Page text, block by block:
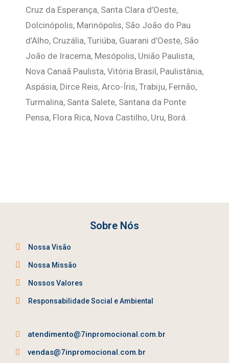
Cruz da Esperança, Santa Clara d’Oeste,
Dolcinópolis, Marinópolis, São João do Pau
d’Alho, Cruzália, Turiúba, Guarani d’Oeste, São
João de Iracema, Mesópolis, União Paulista,
Nova Canaã Paulista, Vitória Brasil, Paulistânia,
Aspásia, Dirce Reis, Arco-Íris, Trabiju, Fernão,
Turmalina, Santa Salete, Santana da Ponte
Pensa, Flora Rica, Nova Castilho, Uru, Borá.
Sobre Nós
Nossa Visão
Nossa Missão
Nossos Valores
Responsabilidade Social e Ambiental
atendimento@7inpromocional.com.br
vendas@7inpromocional.com.br